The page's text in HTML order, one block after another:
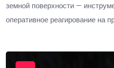
земной поверхности —
оперативное реагирование на